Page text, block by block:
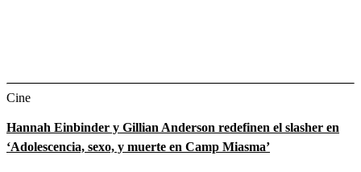
Cine
Hannah Einbinder y Gillian Anderson redefinen el slasher en
‘Adolescencia, sexo, y muerte en Camp Miasma’